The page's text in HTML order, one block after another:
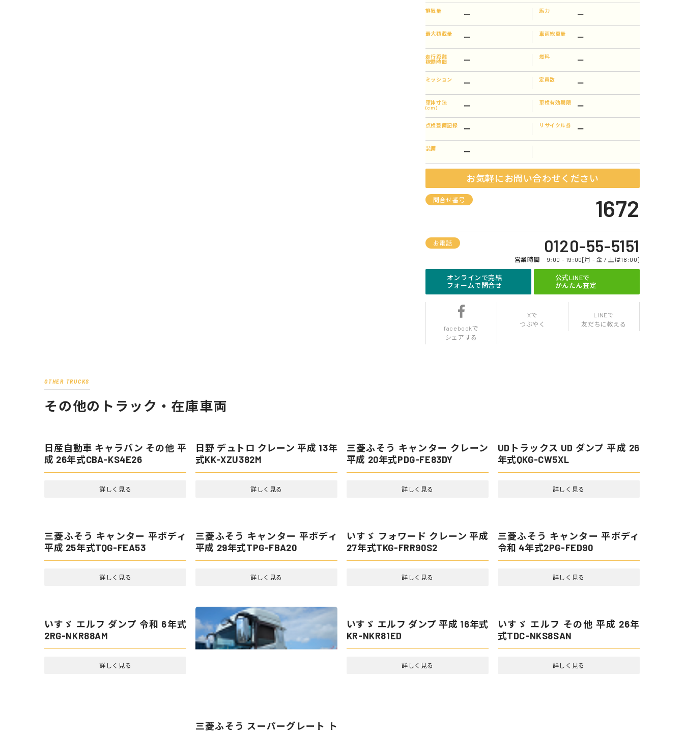
排気量 ー 馬力 ー
最大積載量 ー 車両総重量 ー
走行距離
稼働時間
ー 燃料 ー
ミッション ー 定員数 ー
車体寸法
(cm)
ー 車検有効期限 ー
点検整備記録 ー リサイクル券 ー
装備 ー
お気軽にお問い合わせください
問合せ番号 1672
お電話 0120-55-5151
営業時間 9:00 - 19:00[月 - 金 / 土は18:00]
オンラインで完結
フォームで問合せ
公式LINEで
かんたん査定
facebookで
シェアする
Xで
つぶやく
LINEで
友だちに教える
OTHER TRUCKS
その他のトラック・在庫車両
日産自動車 キャラバン その他 平
成 26年式CBA-KS4E26
詳しく見る
日野 デュトロ クレーン 平成 13年
式KK-XZU382M
詳しく見る
三菱ふそう キャンター クレーン
平成 20年式PDG-FE83DY
詳しく見る
UDトラックス UD ダンプ 平成 26
年式QKG-CW5XL
詳しく見る
三菱ふそう キャンター 平ボディ
平成 25年式TQG-FEA53
詳しく見る
三菱ふそう キャンター 平ボディ
いすゞ フォワード クレーン 平成
27年式TKG-FRR90S2
詳しく見る
三菱ふそう キャンター 平ボディ
令和 4年式2PG-FED90
詳しく見る
いすゞ エルフ ダンプ 令和 6年式
2RG-NKR88AM
詳しく見る